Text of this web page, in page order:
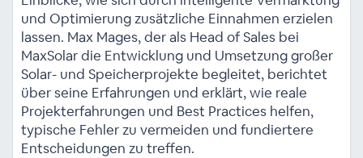
und Optimierung zusätzliche Einnahmen erzielen
lassen. Max Mages, der als Head of Sales bei
MaxSolar die Entwicklung und Umsetzung großer
Solar- und Speicherprojekte begleitet, berichtet
über seine Erfahrungen und erklärt, wie reale
Projekterfahrungen und Best Practices helfen,
typische Fehler zu vermeiden und fundiertere
Entscheidungen zu treffen.